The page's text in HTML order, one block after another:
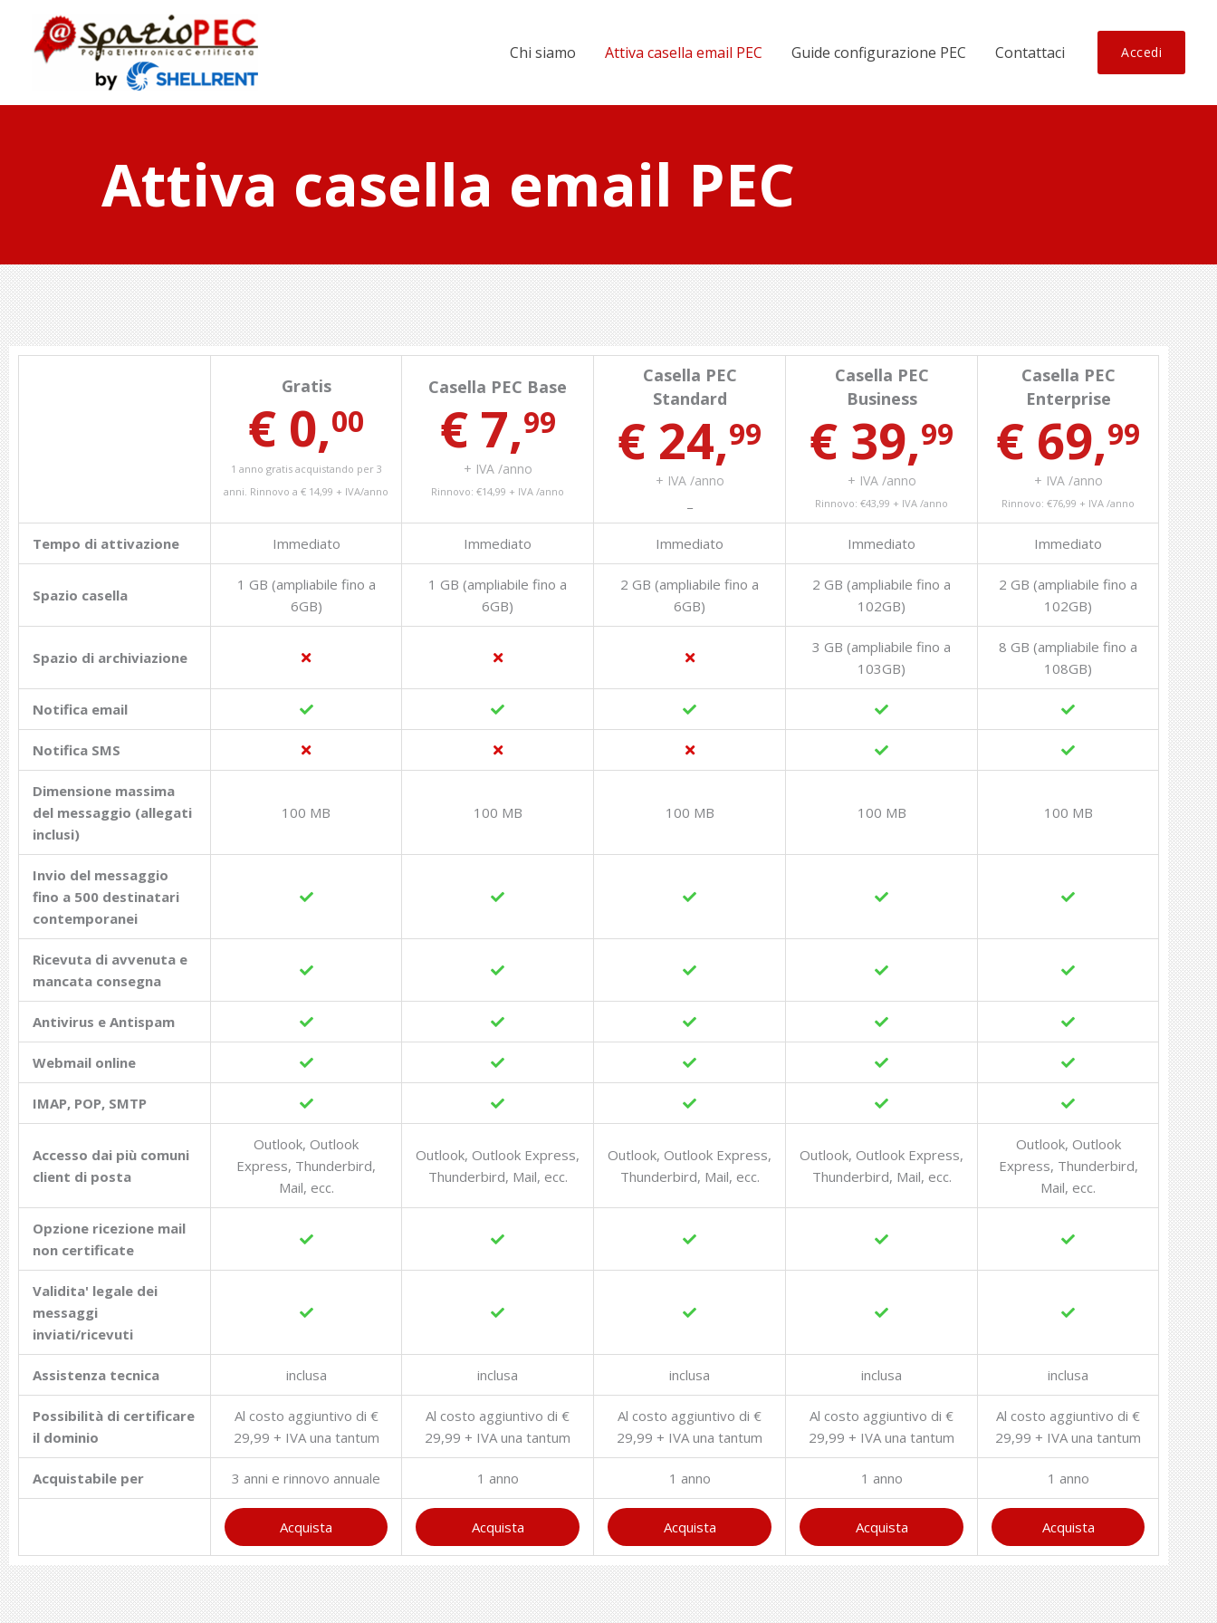
Chi siamo Attiva casella email PEC Guide configurazione PEC Contattaci Accedi
Attiva casella email PEC
Gratis
€ 0,00
1 anno gratis acquistando per 3
anni. Rinnovo a € 14,99 + IVA/anno
Casella PEC Base
€ 7,99
+ IVA /anno
Rinnovo: €14,99 + IVA /anno
Casella PEC
Standard
€ 24,99
+ IVA /anno
Casella PEC
Business
€ 39,99
+ IVA /anno
Rinnovo: €43,99 + IVA /anno
Casella PEC
Enterprise
€ 69,99
+ IVA /anno
Rinnovo: €76,99 + IVA /anno
Tempo di attivazione Immediato Immediato Immediato Immediato Immediato
Spazio casella
1 GB (ampliabile fino a
6GB)
1 GB (ampliabile fino a
6GB)
2 GB (ampliabile fino a
6GB)
2 GB (ampliabile fino a
102GB)
2 GB (ampliabile fino a
102GB)
Spazio di archiviazione
3 GB (ampliabile fino a
103GB)
8 GB (ampliabile fino a
108GB)
Notifica email
Notifica SMS
Dimensione massima
del messaggio (allegati
inclusi)
100 MB 100 MB 100 MB 100 MB 100 MB
Invio del messaggio
fino a 500 destinatari
contemporanei
Ricevuta di avvenuta e
mancata consegna
Antivirus e Antispam
Webmail online
IMAP, POP, SMTP
Accesso dai più comuni
client di posta
Outlook, Outlook
Express, Thunderbird,
Mail, ecc.
Outlook, Outlook Express,
Thunderbird, Mail, ecc.
Outlook, Outlook Express,
Thunderbird, Mail, ecc.
Outlook, Outlook Express,
Thunderbird, Mail, ecc.
Outlook, Outlook
Express, Thunderbird,
Mail, ecc.
Opzione ricezione mail
non certificate
Validita' legale dei
messaggi
inviati/ricevuti
Assistenza tecnica inclusa inclusa inclusa inclusa inclusa
Possibilità di certificare
il dominio
Al costo aggiuntivo di €
29,99 + IVA una tantum
Al costo aggiuntivo di €
29,99 + IVA una tantum
Al costo aggiuntivo di €
29,99 + IVA una tantum
Al costo aggiuntivo di €
29,99 + IVA una tantum
Al costo aggiuntivo di €
29,99 + IVA una tantum
Acquistabile per 3 anni e rinnovo annuale 1 anno 1 anno 1 anno 1 anno
Acquista Acquista Acquista Acquista Acquista